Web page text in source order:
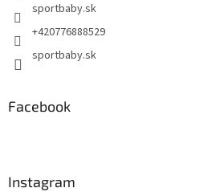
sportbaby.sk
+420776888529
sportbaby.sk
Facebook
Instagram